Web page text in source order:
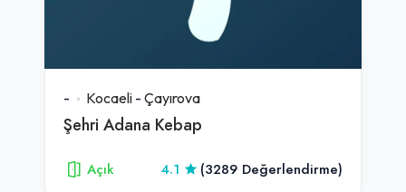
- Kocaeli - Çayırova
Şehri Adana Kebap
Açık 4.1 (3289 Değerlendirme)